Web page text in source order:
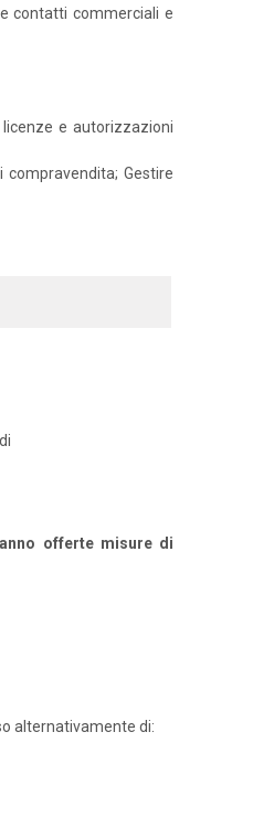
contatti commerciali e
e autorizzazioni
Gestire
offerte misure di
alternativamente di: